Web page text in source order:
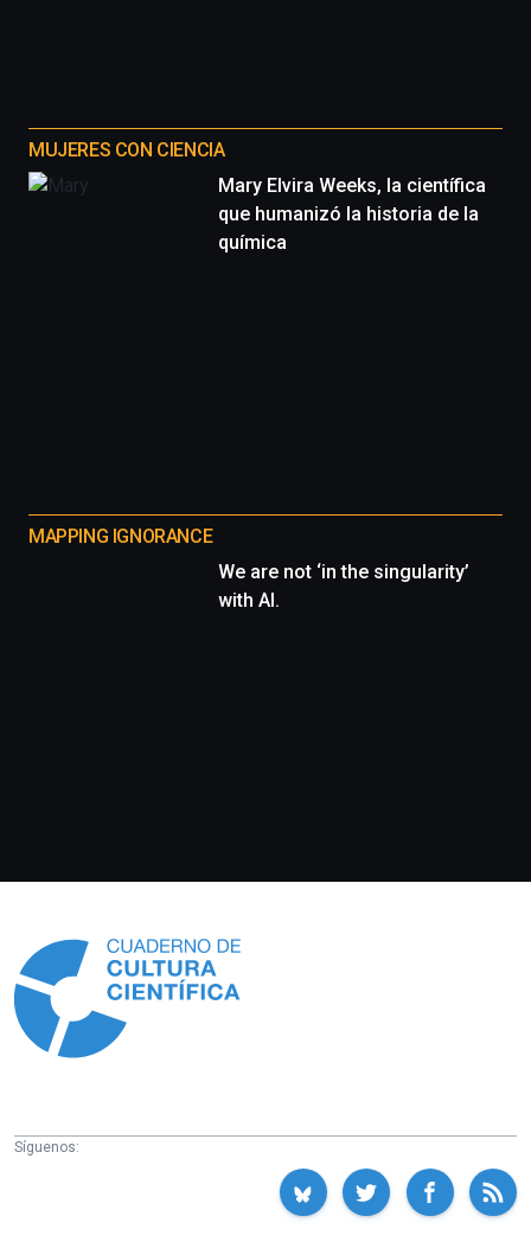
MUJERES CON CIENCIA
Mary Elvira Weeks, la científica
que humanizó la historia de la
química
MAPPING IGNORANCE
We are not ‘in the singularity’
with AI.
Síguenos: